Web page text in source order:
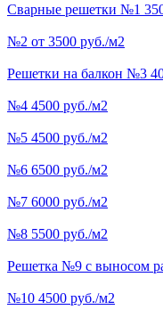
Сварные решетки №1
№2 от 3500 руб./м2
Решетки на балкон №3
№4 4500 руб./м2
№5 4500 руб./м2
№6 6500 руб./м2
№7 6000 руб./м2
№8 5500 руб./м2
Решетка №9 с выносом
№10 4500 руб./м2